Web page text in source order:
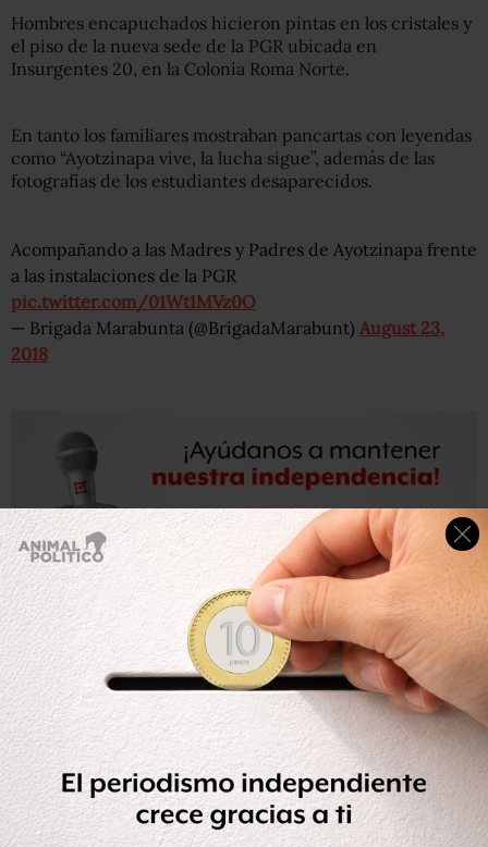
Hombres encapuchados hicieron pintas en los cristales y
el piso de la nueva sede de la PGR ubicada en
Insurgentes 20, en la Colonia Roma Norte.
En tanto los familiares mostraban pancartas con leyendas
como “Ayotzinapa vive, la lucha sigue”, además de las
fotografías de los estudiantes desaparecidos.
Acompañando a las Madres y Padres de Ayotzinapa frente
a las instalaciones de la PGR
pic.twitter.com/01Wt1MVz0O
— Brigada Marabunta (@BrigadaMarabunt) August 23,
2018
El próximo 27 de septiembre se cumplirán cuatro años de
la desaparición de los normalistas.
De acuerdo con la PGR, los normalistas fueron